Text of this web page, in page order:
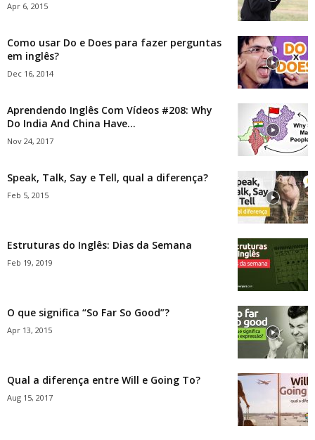
Apr 6, 2015
Como usar Do e Does para fazer perguntas
em inglês?
Dec 16, 2014
Aprendendo Inglês Com Vídeos #208: Why
Do India And China Have...
Nov 24, 2017
Speak, Talk, Say e Tell, qual a diferença?
Feb 5, 2015
Estruturas do Inglês: Dias da Semana
Feb 19, 2019
O que significa “So Far So Good”?
Apr 13, 2015
Qual a diferença entre Will e Going To?
Aug 15, 2017